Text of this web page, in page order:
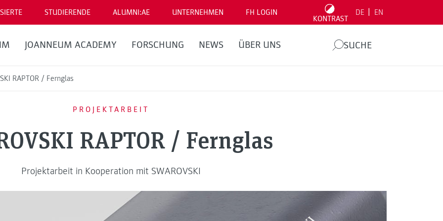
STUDIERENDE ALUMNI:AE UNTERNEHMEN FH LOGIN
KONTRAST
DE EN
JOANNEUM ACADEMY FORSCHUNG NEWS ÜBER UNS SUCHE
RAPTOR / Fernglas
PROJEKTARBEIT
RAPTOR / Fernglas
Projektarbeit in Kooperation mit SWAROVSKI